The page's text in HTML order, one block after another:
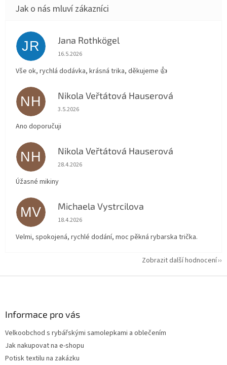
JR Jana Rothkögel
Hodnocení obchodu je 5 z 5 hvězdiček.
16.5.2026
Vše ok, rychlá dodávka, krásná trika, děkujeme 👍
NH Nikola Veřtátová Hauserová
Hodnocení obchodu je 5 z 5 hvězdiček.
3.5.2026
Ano doporučuji
NH Nikola Veřtátová Hauserová
Hodnocení obchodu je 5 z 5 hvězdiček.
28.4.2026
Úžasné mikiny
MV Michaela Vystrcilova
Hodnocení obchodu je 5 z 5 hvězdiček.
18.4.2026
Velmi, spokojená, rychlé dodání, moc pěkná rybarska trička.
Zobrazit další hodnocení
Informace pro vás
Velkoobchod s rybářskými samolepkami a oblečením
Jak nakupovat na e-shopu
Potisk textilu na zakázku